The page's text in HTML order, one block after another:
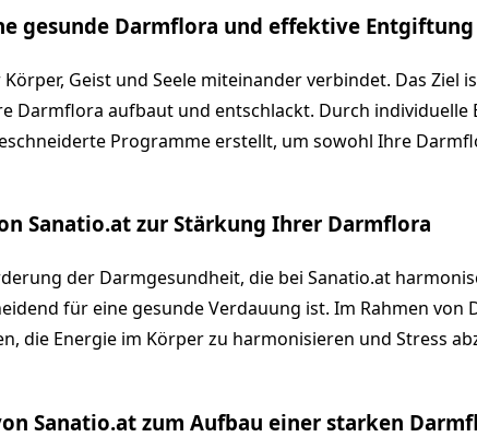
gesunde Darmflora und effektive Entgiftung
Geist und Seele miteinander verbindet. Das
Darmflora aufbaut und entschlackt. Durch
Programme erstellt, um sowohl Ihre
Sanatio.at zur Stärkung Ihrer Darmflora
der Darmgesundheit, die bei Sanatio.at
für eine gesunde Verdauung ist. Im Rahmen
die Energie im Körper zu harmonisieren und Stress
Sanatio.at zum Aufbau einer starken